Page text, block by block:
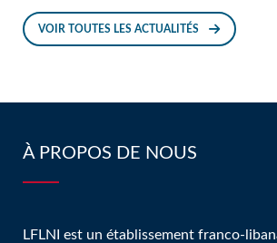
VOIR TOUTES LES ACTUALITÉS
À PROPOS DE NOUS
LFLNI est un établissement franco-